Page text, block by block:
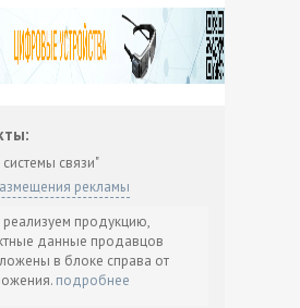
связи"
рекламы
продукцию,
данные продавцов
в блоке справа от
подробнее